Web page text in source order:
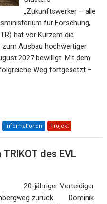
„Zukunftswerker – alle
für Forschung,
hat vor Kurzem die
Ausbau hochwertiger
2027 bewilligt. Mit dem
Weg fortgesetzt –
Informationen Projekt
TRIKOT des EVL
20-jähriger Verteidiger
zurück Dominik